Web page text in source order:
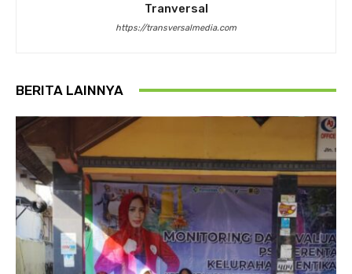
Tranversal
https://transversalmedia.com
BERITA LAINNYA